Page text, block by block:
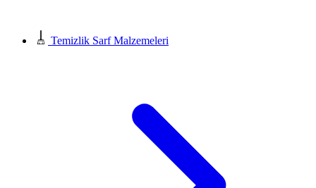
Temizlik Sarf Malzemeleri